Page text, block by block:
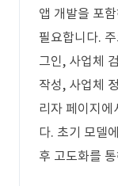
앱 개발을 포
필요합니다.
그인, 사업체
작성, 사업체
리자 페이지에
다. 초기 모델
후 고도화를